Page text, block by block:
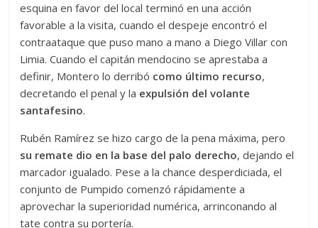
esquina en favor del local terminó en una acción
favorable a la visita, cuando el despeje encontró el
contraataque que puso mano a mano a Diego Villar con
Limia. Cuando el capitán mendocino se aprestaba a
definir, Montero lo derribó como último recurso,
decretando el penal y la expulsión del volante
santafesino.
Rubén Ramírez se hizo cargo de la pena máxima, pero
su remate dio en la base del palo derecho, dejando el
marcador igualado. Pese a la chance desperdiciada, el
conjunto de Pumpido comenzó rápidamente a
aprovechar la superioridad numérica, arrinconando al
tate contra su portería.